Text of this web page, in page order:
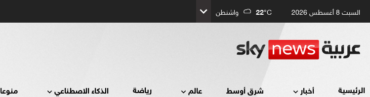
السبت 8 أغسطس 2026 22°C واشنطن
الرئيسية أخبار شرق أوسط عالم رياضة الذكاء الاصطناعي